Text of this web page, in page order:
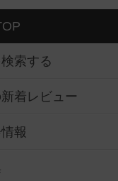
索する
着レビュー
報